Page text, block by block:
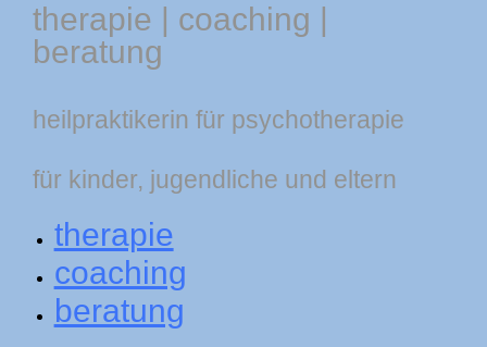
therapie
coaching
beratung
heilpraktikerin für psychotherapie
für kinder, jugendliche und eltern
therapie
coaching
beratung